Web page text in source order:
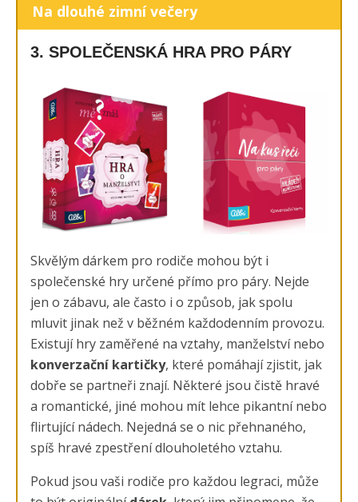
Na dlouhé zimní večery
3. SPOLEČENSKÁ HRA PRO PÁRY
Skvělým dárkem pro rodiče mohou být i
společenské hry určené přímo pro páry. Nejde
jen o zábavu, ale často i o způsob, jak spolu
mluvit jinak než v běžném každodenním provozu.
Existují hry zaměřené na vztahy, manželství nebo
konverzační kartičky, které pomáhají zjistit, jak
dobře se partneři znají. Některé jsou čistě hravé
a romantické, jiné mohou mít lehce pikantní nebo
flirtující nádech. Nejedná se o nic přehnaného,
spíš hravé zpestření dlouholetého vztahu.
Pokud jsou vaši rodiče pro každou legraci, může